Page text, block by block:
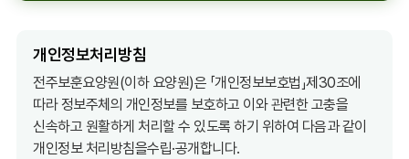
개인정보처리방침
전주보훈요양원(이하 요양원)은 「개인정보보호법」제30조에
따라 정보주체의 개인정보를 보호하고 이와 관련한 고충을
신속하고 원활하게 처리할 수 있도록 하기 위하여 다음과 같이
개인정보 처리방침을수립·공개합니다.